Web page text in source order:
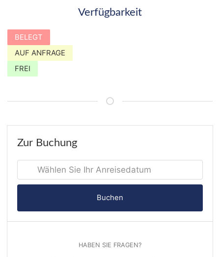
Verfügbarkeit
BELEGT
AUF ANFRAGE
FREI
Zur Buchung
Buchen
HABEN SIE FRAGEN?